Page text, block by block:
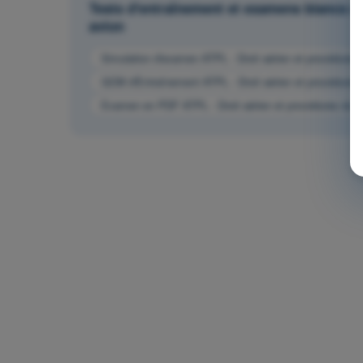
Tests d'entraînement et examens blancs
avion
Simulation d'examen ATPL - Droit aérien et
QCM d'Entraînement ATPL - Droit aérien et